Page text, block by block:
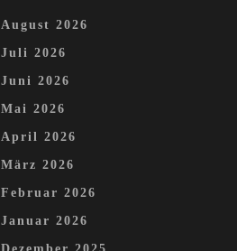
August 2026
Juli 2026
Juni 2026
Mai 2026
April 2026
März 2026
Februar 2026
Januar 2026